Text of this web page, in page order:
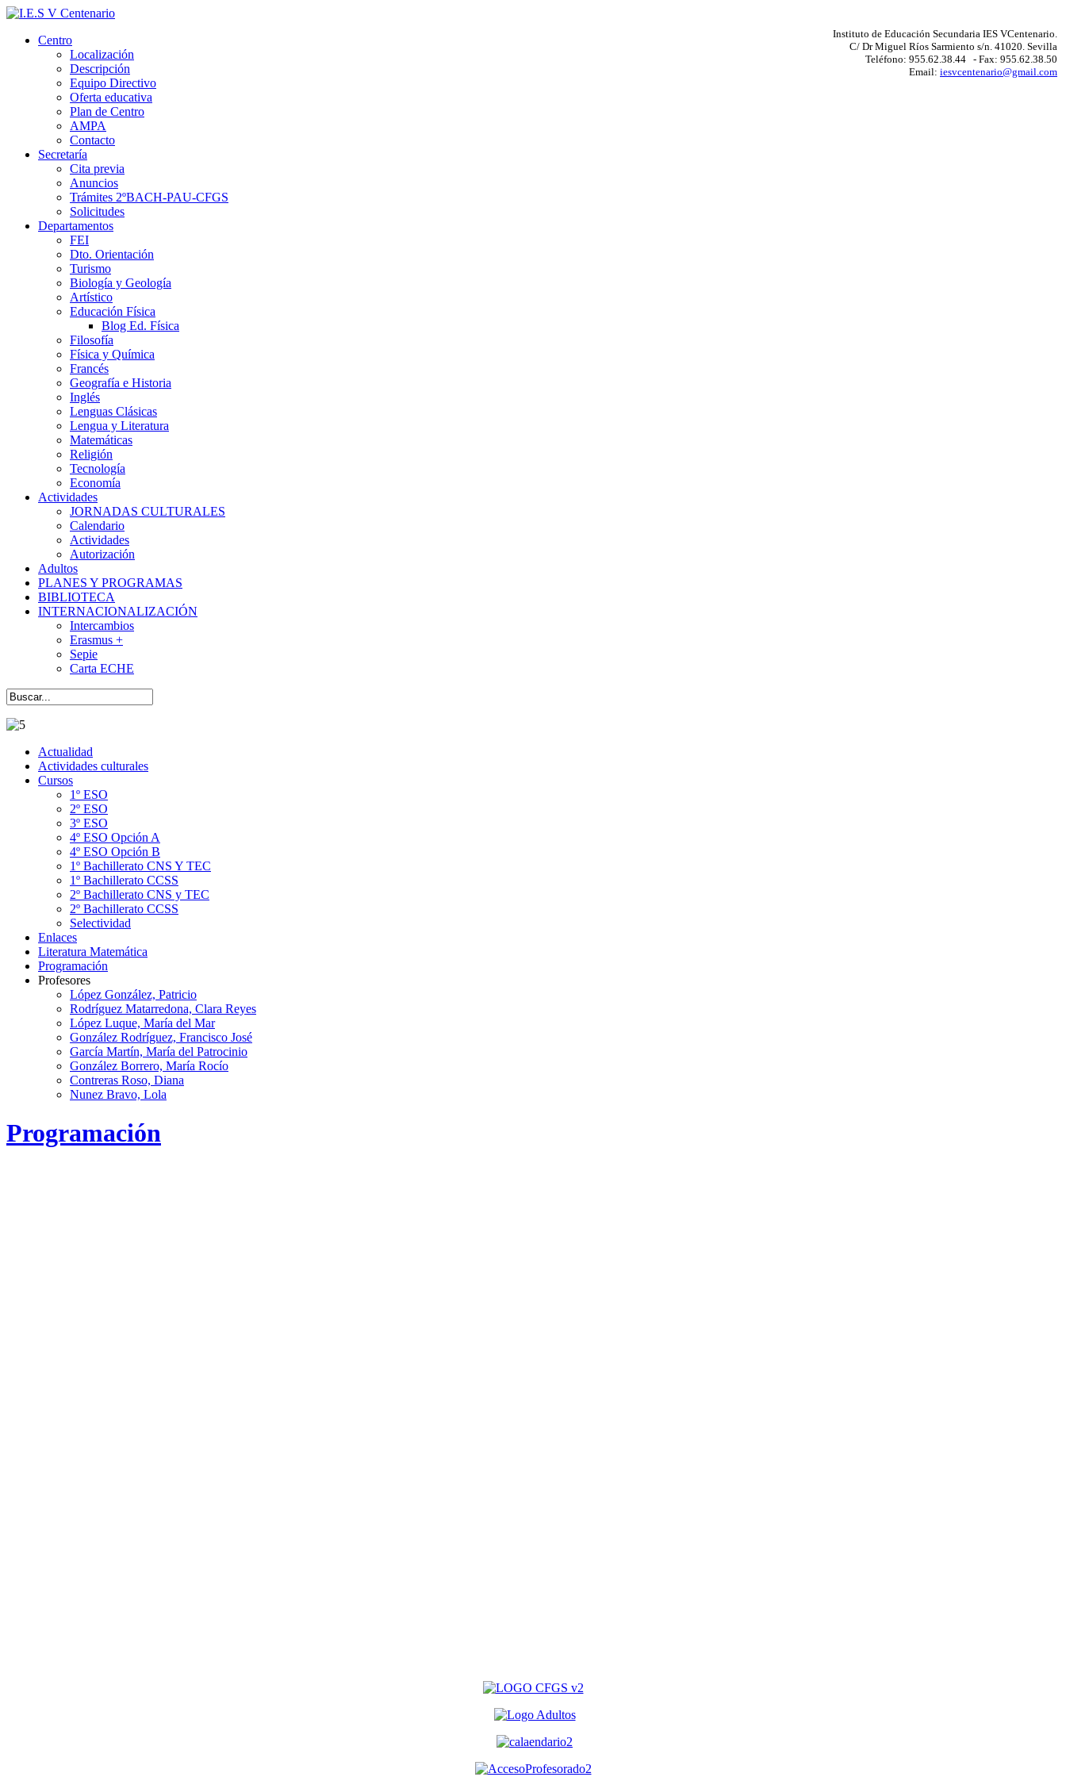
Instituto de Educación Secundaria IES VCentenario.
C/ Dr Miguel Ríos Sarmiento s/n. 41020. Sevilla
Teléfono: 955.62.38.44 - Fax: 955.62.38.50
Email: iesvcentenario@gmail.com
Centro
Localización
Descripción
Equipo Directivo
Oferta educativa
Plan de Centro
AMPA
Contacto
Secretaría
Cita previa
Anuncios
Trámites 2ºBACH-PAU-CFGS
Solicitudes
Departamentos
FEI
Dto. Orientación
Turismo
Biología y Geología
Artístico
Educación Física
Blog Ed. Física
Filosofía
Física y Química
Francés
Geografía e Historia
Inglés
Lenguas Clásicas
Lengua y Literatura
Matemáticas
Religión
Tecnología
Economía
Actividades
JORNADAS CULTURALES
Calendario
Actividades
Autorización
Adultos
PLANES Y PROGRAMAS
BIBLIOTECA
INTERNACIONALIZACIÓN
Intercambios
Erasmus +
Sepie
Carta ECHE
Actualidad
Actividades culturales
Cursos
1º ESO
2º ESO
3º ESO
4º ESO Opción A
4º ESO Opción B
1º Bachillerato CNS Y TEC
1º Bachillerato CCSS
2º Bachillerato CNS y TEC
2º Bachillerato CCSS
Selectividad
Enlaces
Literatura Matemática
Programación
Profesores
López González, Patricio
Rodríguez Matarredona, Clara Reyes
López Luque, María del Mar
González Rodríguez, Francisco José
García Martín, María del Patrocinio
González Borrero, María Rocío
Contreras Roso, Diana
Nunez Bravo, Lola
Programación